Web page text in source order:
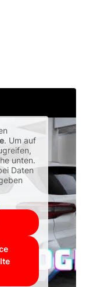
. Um auf
unten.
Daten